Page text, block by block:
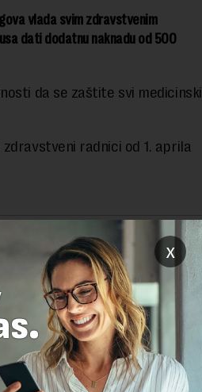
vlada svim zdravstvenim
dati dodatnu naknadu od 500
da se zaštite svi medicinski
radnici od 1. aprila
izvora i uz postavljanje linka
x